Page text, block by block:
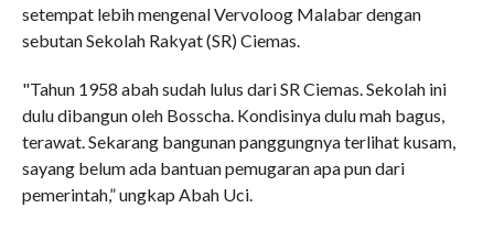
setempat lebih mengenal Vervoloog Malabar dengan
sebutan Sekolah Rakyat (SR) Ciemas.
"Tahun 1958 abah sudah lulus dari SR Ciemas. Sekolah ini
dulu dibangun oleh Bosscha. Kondisinya dulu mah bagus,
terawat. Sekarang bangunan panggungnya terlihat kusam,
sayang belum ada bantuan pemugaran apa pun dari
pemerintah,” ungkap Abah Uci.